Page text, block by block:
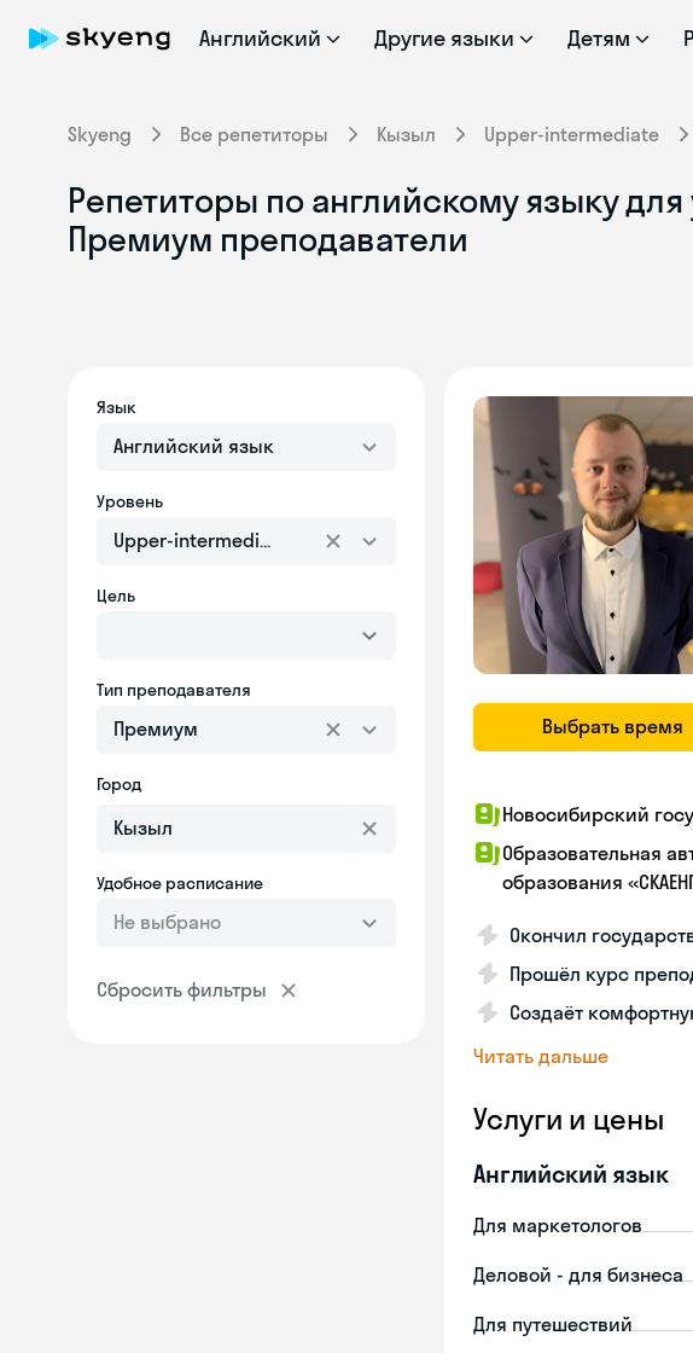
Английский Другие языки Детям
Skyeng Все репетиторы Кызыл Upper-intermediate
Репетиторы по английскому языку
Премиум преподаватели
Язык
Английский язык
Уровень
Upper-intermediate
Цель
Тип преподавателя
Премиум
Город
Удобное расписание
Не выбрано
Сбросить фильтры
Выбрать время
Новосибирский
Образовательная
образования
Окончил
Прошёл курс
Создаёт
Читать дальше
Услуги и цены
Английский язык
Для маркетологов
Деловой - для бизнеса
Для путешествий